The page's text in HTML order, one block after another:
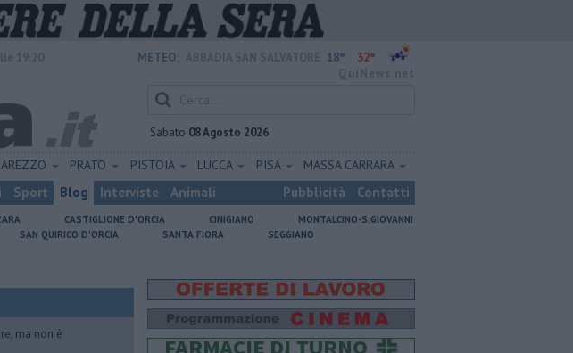
METEO: 18° 32°
Sabato 08 Agosto 2026
AREZZO PRATO PISTOIA LUCCA PISA MASSA CARRARA
Sport Blog Interviste Animali Pubblicità Contatti
CASTIGLIONE D'ORCIA CINIGIANO
MONTALCINO-S.GIOVANNI
SAN QUIRICO D'ORCIA SANTA FIORA
SEGGIANO
ma non è